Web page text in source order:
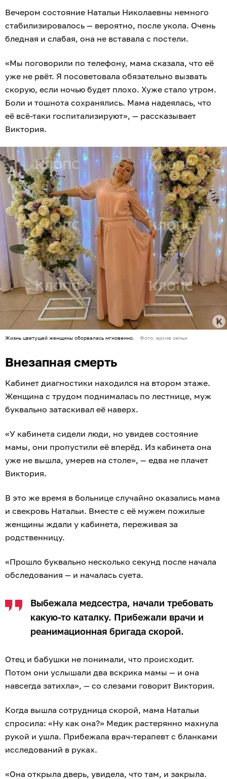
Вечером состояние Натальи Николаевны немного
стабилизировалось — вероятно, после укола. Очень
бледная и слабая, она не вставала с постели.
«Мы поговорили по телефону, мама сказала, что её
уже не рвёт. Я посоветовала обязательно вызвать
скорую, если ночью будет плохо. Хуже стало утром.
Боли и тошнота сохранялись. Мама надеялась, что
её всё-таки госпитализируют», — рассказывает
Виктория.
Жизнь цветущей женщины оборвалась мгновенно. Фото: архив семьи
Внезапная смерть
Кабинет диагностики находился на втором этаже.
Женщина с трудом поднималась по лестнице, муж
буквально затаскивал её наверх.
«У кабинета сидели люди, но увидев состояние
мамы, они пропустили её вперёд. Из кабинета она
уже не вышла, умерев на столе», — едва не плачет
Виктория.
В это же время в больнице случайно оказались мама
и свекровь Натальи. Вместе с её мужем пожилые
женщины ждали у кабинета, переживая за
родственницу.
«Прошло буквально несколько секунд после начала
обследования — и началась суета.
Выбежала медсестра, начали требовать
какую-то каталку. Прибежали врачи и
реанимационная бригада скорой.
Отец и бабушки не понимали, что происходит.
Потом они услышали два вскрика мамы — и она
навсегда затихла», — со слезами говорит Виктория.
Когда вышла сотрудница скорой, мама Натальи
спросила: «Ну как она?» Медик растерянно махнула
рукой и ушла. Прибежала врач-терапевт с бланками
исследований в руках.
«Она открыла дверь, увидела, что там, и закрыла.